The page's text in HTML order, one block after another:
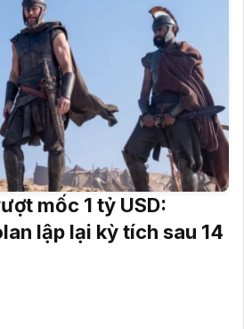
mốc 1 tỷ USD:
lập lại kỳ tích sau 14